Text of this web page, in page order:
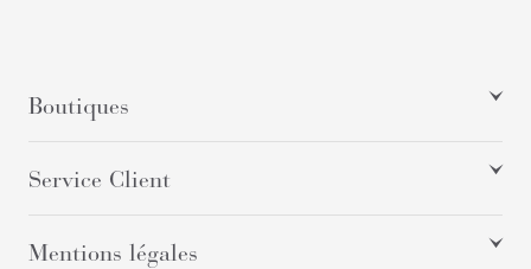
Boutiques
Service Client
Mentions légales